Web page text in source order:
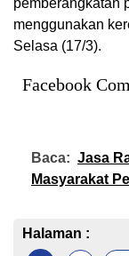
menggunakan
Selasa (17/3).
Facebook
Baca: Jasa
Masyarakat
Halaman :